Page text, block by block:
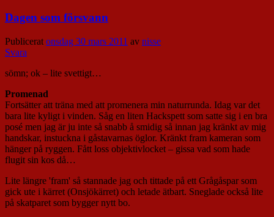
Dagen som försvann
Publicerat onsdag 30 mars 2011 av nisse
Svara
sömn; ok – lite svettigt…
Promenad
Fortsätter att träna med att promenera min naturrunda. Idag var det
bara lite kyligt i vinden. Såg en liten Hackspett som satte sig i en bra
posé men jag är ju inte så snabb å smidig så innan jag kränkt av mig
handskar, instuckna i gåstavarnas öglor. Kränkt fram kameran som
hänger på ryggen. Fått loss objektivlocket – gissa vad som hade
flugit sin kos då…
Lite längre 'fram' så stannade jag och tittade på ett Grågåspar som
gick ute i kärret (Onsjökärret) och letade ätbart. Sneglade också lite
på skatparet som bygger nytt bo.